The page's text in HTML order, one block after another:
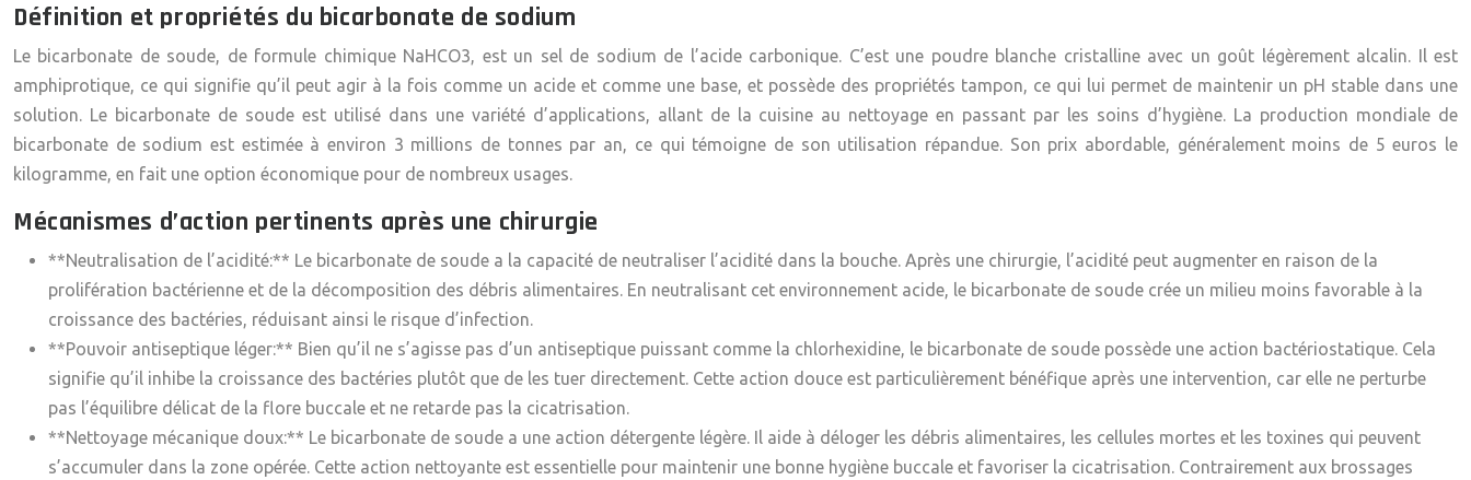
Définition et propriétés du bicarbonate de sodium
Le bicarbonate de soude, de formule chimique NaHCO3, est un sel de sodium de l’acide carbonique. C’est une poudre blanche cristalline avec un goût légèrement alcalin. Il est
amphiprotique, ce qui signifie qu’il peut agir à la fois comme un acide et comme une base, et possède des propriétés tampon, ce qui lui permet de maintenir un pH stable dans une
solution. Le bicarbonate de soude est utilisé dans une variété d’applications, allant de la cuisine au nettoyage en passant par les soins d’hygiène. La production mondiale de
bicarbonate de sodium est estimée à environ 3 millions de tonnes par an, ce qui témoigne de son utilisation répandue. Son prix abordable, généralement moins de 5 euros le
kilogramme, en fait une option économique pour de nombreux usages.
Mécanismes d’action pertinents après une chirurgie
**Neutralisation de l’acidité:** Le bicarbonate de soude a la capacité de neutraliser l’acidité dans la bouche. Après une chirurgie, l’acidité peut augmenter en raison de la
prolifération bactérienne et de la décomposition des débris alimentaires. En neutralisant cet environnement acide, le bicarbonate de soude crée un milieu moins favorable à la
croissance des bactéries, réduisant ainsi le risque d’infection.
**Pouvoir antiseptique léger:** Bien qu’il ne s’agisse pas d’un antiseptique puissant comme la chlorhexidine, le bicarbonate de soude possède une action bactériostatique. Cela
signifie qu’il inhibe la croissance des bactéries plutôt que de les tuer directement. Cette action douce est particulièrement bénéfique après une intervention, car elle ne perturbe
pas l’équilibre délicat de la flore buccale et ne retarde pas la cicatrisation.
**Nettoyage mécanique doux:** Le bicarbonate de soude a une action détergente légère. Il aide à déloger les débris alimentaires, les cellules mortes et les toxines qui peuvent
s’accumuler dans la zone opérée. Cette action nettoyante est essentielle pour maintenir une bonne hygiène buccale et favoriser la cicatrisation. Contrairement aux brossages